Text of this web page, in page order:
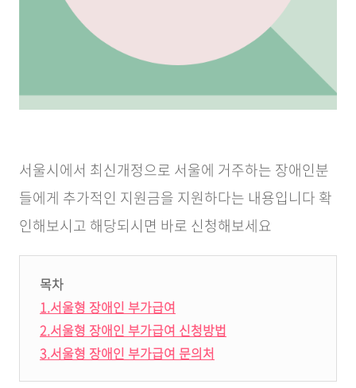
서울시에서 최신개정으로 서울에 거주하는 장애인분
들에게 추가적인 지원금을 지원하다는 내용입니다 확
인해보시고 해당되시면 바로 신청해보세요
목차
1.서울형 장애인 부가급여
2.서울형 장애인 부가급여 신청방법
3.서울형 장애인 부가급여 문의처